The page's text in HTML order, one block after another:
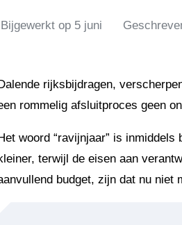
Bijgewerkt op 5 juni
Dalende rijksbijdragen,
rommelig afsluitproces geen
Het woord “ravijnjaar” is
terwijl de eisen aan
budget, zijn dat nu niet